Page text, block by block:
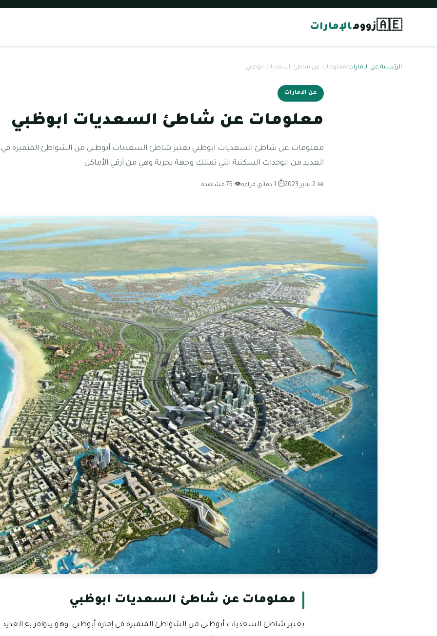
🇦🇪زوومالإمارات
الرئيسية/عن الامارات/معلومات عن شاطئ السعديات ابوظبي
عن الامارات
معلومات عن شاطئ السعديات ابوظبي
معلومات عن شاطئ السعديات ابوظبي يعتبر شاطئ السعديات أبوظبي من الشواطئ المتميزة في
العديد من الوحدات السكنية التي تمتلك وجهة بحرية وهي من أرقي الأماكن
📅 2 يناير 2023 ⏱ 1 دقائق قراءة 👁 75 مشاهدة
معلومات عن شاطئ السعديات ابوظبي
يعتبر شاطئ السعديات أبوظبي من الشواطئ المتميزة في إمارة أبوظبي، وهو يتوافر به